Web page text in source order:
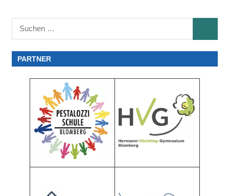
Suchen
nach:
PARTNER